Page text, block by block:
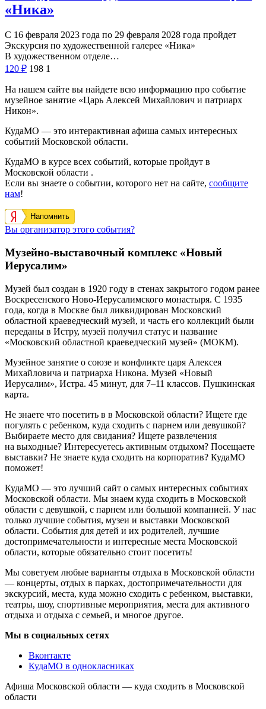
«Ника»
С 16 февраля 2023 года по 29 февраля 2028 года пройдет
Экскурсия по художественной галерее «Ника»
В художественном отделе…
120 ₽ 198 1
На нашем сайте вы найдете всю информацию про событие
музейное занятие «Царь Алексей Михайлович и патриарх
Никон».
КудаМО — это интерактивная афиша самых интересных
событий Московской области.
КудаМО в курсе всех событий, которые пройдут в
Московской области .
Если вы знаете о событии, которого нет на сайте, сообщите
нам!
Напомнить
Вы организатор этого события?
Музейно-выставочный комплекс «Новый
Иерусалим»
Музей был создан в 1920 году в стенах закрытого годом ранее
Воскресенского Ново-Иерусалимского монастыря. С 1935
года, когда в Москве был ликвидирован Московский
областной краеведческий музей, и часть его коллекций были
переданы в Истру, музей получил статус и название
«Московский областной краеведческий музей» (МОКМ).
Музейное занятие о союзе и конфликте царя Алексея
Михайловича и патриарха Никона. Музей «Новый
Иерусалим», Истра. 45 минут, для 7–11 классов. Пушкинская
карта.
Не знаете что посетить в в Московской области? Ищете где
погулять с ребенком, куда сходить с парнем или девушкой?
Выбираете место для свидания? Ищете развлечения
на выходные? Интересуетесь активным отдыхом? Посещаете
выставки? Не знаете куда сходить на корпоратив? КудаМО
поможет!
КудаМО — это лучший сайт о самых интересных событиях
Московской области. Мы знаем куда сходить в Московской
области с девушкой, с парнем или большой компанией. У нас
только лучшие события, музеи и выставки Московской
области. События для детей и их родителей, лучшие
достопримечательности и интересные места Московской
области, которые обязательно стоит посетить!
Мы советуем любые варианты отдыха в Московской области
— концерты, отдых в парках, достопримечательности для
экскурсий, места, куда можно сходить с ребенком, выставки,
театры, шоу, спортивные мероприятия, места для активного
отдыха и отдыха с семьей, и многое другое.
Мы в социальных сетях
Вконтакте
КудаМО в однокласниках
Афиша Московской области — куда сходить в Московской
области